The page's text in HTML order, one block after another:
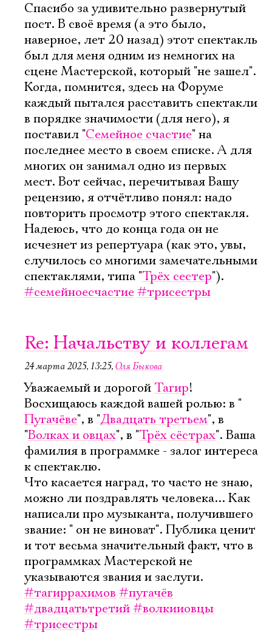
Спасибо за удивительно развернутый
пост. В своё время (а это было,
наверное, лет 20 назад) этот спектакль
был для меня одним из немногих на
сцене Мастерской, который "не зашел".
Когда, помнится, здесь на Форуме
каждый пытался расставить спектакли
в порядке значимости (для него), я
поставил "Семейное счастие" на
последнее место в своем списке. А для
многих он занимал одно из первых
мест. Вот сейчас, перечитывая Вашу
рецензию, я отчётливо понял: надо
повторить просмотр этого спектакля.
Надеюсь, что до конца года он не
исчезнет из репертуара (как это, увы,
случилось со многими замечательными
спектаклями, типа "Трёх сестер").
#семейноесчастие#трисестры
Re: Начальству и коллегам
24 марта 2025, 13:25, Оля Быкова
Уважаемый и дорогой Тагир!
Восхищаюсь каждой вашей ролью: в "
Пугачёве", в "Двадцать третьем", в
"Волках и овцах", в "Трёх сёстрах". Ваша
фамилия в программке - залог интереса
к спектаклю.
Что касается наград, то часто не знаю,
можно ли поздравлять человека... Как
написали про музыканта, получившего
звание: " он не виноват". Публика ценит
и тот весьма значительный факт, что в
программках Мастерской не
указываются звания и заслуги.
#тагиррахимов #пугачёв
#двадцатьтретий#волкииовцы
#трисестры